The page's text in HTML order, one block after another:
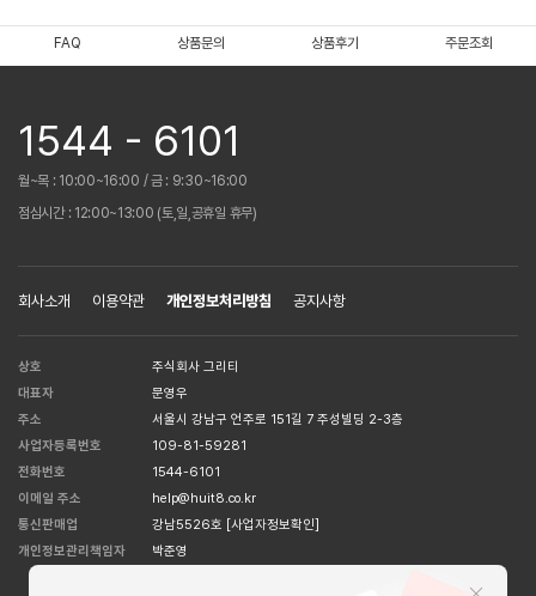
FAQ 상품문의 상품후기 주문조회
1544 - 6101
월~목 : 10:00~16:00 / 금 : 9:30~16:00
점심시간 : 12:00~13:00 (토,일,공휴일 휴무)
회사소개 이용약관 개인정보처리방침 공지사항
상호
주식회사 그리티
대표자
문영우
주소
서울시 강남구 언주로 151길 7 주성빌딩 2-3층
사업자등록번호
109-81-59281
전화번호
1544-6101
이메일 주소
help@huit8.co.kr
통신판매업
강남5526호 [사업자정보확인]
개인정보관리책임자
박준영